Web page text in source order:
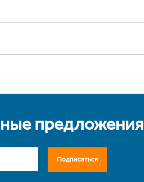
предложения
Подписаться